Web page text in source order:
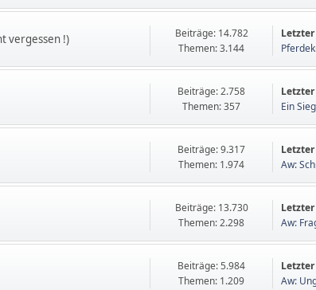
vergessen !)
Beiträge: 14.782
Themen: 3.144
Beiträge: 2.758
Themen: 357
Ein
Beiträge: 9.317
Themen: 1.974
Aw:
Beiträge: 13.730
Themen: 2.298
Aw:
Beiträge: 5.984
Themen: 1.209
Aw: